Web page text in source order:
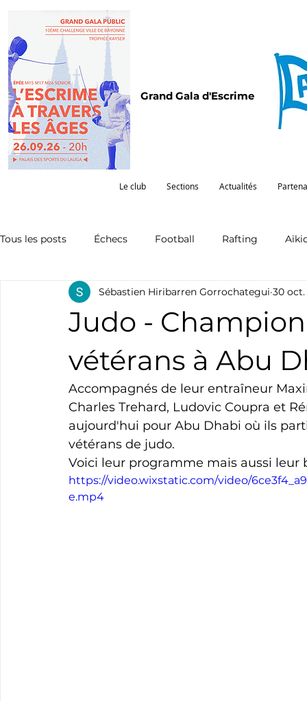
Grand Gala d'Escrime
Le club Sections Actualités
Tous les posts Échecs Football Rafting
Omnisports Partenariat Pelote Pentathlon
Natation Triathlon
Cyclotourisme Surf Basket
Judo -
vétérans à Abu
Sébastien Hiribarren Gorrochategui 30 oct.
Accompagnés de leur entraîneur
Charles Trehard, Ludovic Coupra et
aujourd'hui pour Abu Dhabi où ils
vétérans de judo.
Voici leur programme mais aussi leur
https://video.wixstatic.com/video/
e.mp4